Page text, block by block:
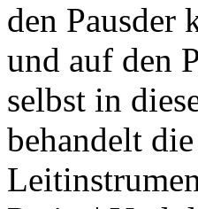
den Pausder
und auf den
selbst in
behandelt